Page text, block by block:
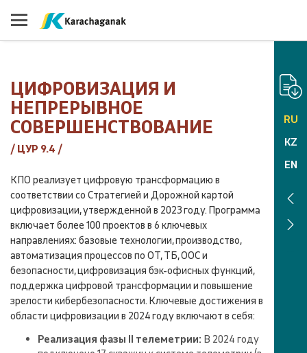
ЦИФРОВИЗАЦИЯ И
НЕПРЕРЫВНОЕ
СОВЕРШЕНСТВОВАНИЕ
/ЦУР 9.4 /
КПО реализует цифровую трансформацию в
соответствии со Стратегией и Дорожной картой
цифровизации, утвержденной в 2023 году. Программа
включает более 100 проектов в 6 ключевых
направлениях: базовые технологии, производство,
автоматизация процессов по ОТ, ТБ, ООС и
безопасности, цифровизация бэк-офисных функций,
поддержка цифровой трансформации и повышение
зрелости кибербезопасности. Ключевые достижения в
области цифровизации в 2024 году включают в себя:
Реализация фазы II телеметрии: В 2024 году
RU
KZ
EN